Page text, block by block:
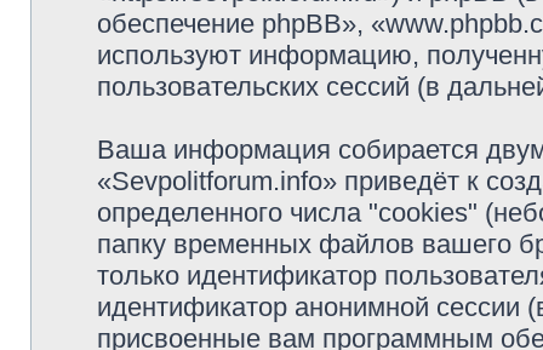
обеспечение phpBB»,
используют информацию,
пользовательских сессий (в
Ваша информация собирается
«Sevpolitforum.info» приведёт к
определенного числа "cookies"
папку временных файлов вашего
только идентификатор
идентификатор анонимной сессии
присвоенные вам программным